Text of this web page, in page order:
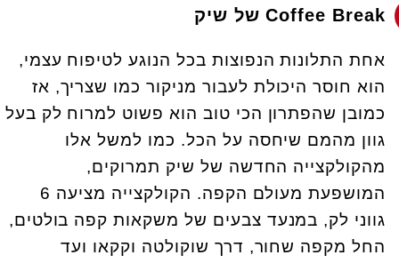
Coffee Break של שיק
אחת התלונות הנפוצות בכל הנוגע לטיפוח עצמי,
הוא חוסר היכולת לעבור מניקור כמו שצריך, אז
כמובן שהפתרון הכי טוב הוא פשוט למרוח לק בעל
גוון מהמם שיחסה על הכל. כמו למשל אלו
מהקולקצייה החדשה של שיק תמרוקים,
המושפעת מעולם הקפה. הקולקצייה מציעה 6
גווני לק, במנעד צבעים של משקאות קפה בולטים,
החל מקפה שחור, דרך שוקולטה וקקאו ועד